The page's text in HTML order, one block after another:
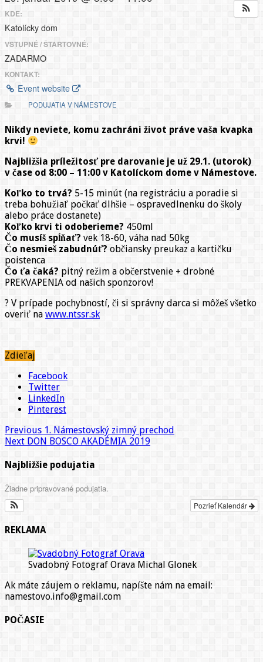
KDE:
Katolícky dom
VSTUPNÉ / ŠTARTOVNÉ:
ZADARMO
KONTAKT:
Event website
PODUJATIA V NÁMESTOVE
Nikdy neviete, komu zachráni život práve vaša kvapka
krvi!
Najbližšia príležitosť pre darovanie je už 29.1. (utorok)
v čase od 8:00 – 11:00 v Katolíckom dome v Námestove.
Koľko to trvá? 5-15 minút (na registráciu a poradie si
treba bohužiaľ počkať dlhšie – ospravedlnenku do školy
alebo práce dostanete)
Koľko krvi ti odoberieme? 450ml
Čo musíš spĺňať? vek 18-60, váha nad 50kg
Čo nesmieš zabudnúť? občiansky preukaz a kartičku
poistenca
Čo ťa čaká? pitný režim a občerstvenie + drobné
PREKVAPENIA od našich sponzorov!
? V prípade pochybností, či si správny darca si môžeš všetko
overiť na www.ntssr.sk
Zdieľaj
Facebook
Twitter
LinkedIn
Pinterest
Previous 1. Námestovský zimný prechod
Next DON BOSCO AKADÉMIA 2019
Najbližšie podujatia
Žiadne pripravované podujatia.
Pozrieť Kalendár
REKLAMA
Svadobný Fotograf Orava Michal Glonek
Ak máte záujem o reklamu, napíšte nám na email:
namestovo.info@gmail.com
POČASIE